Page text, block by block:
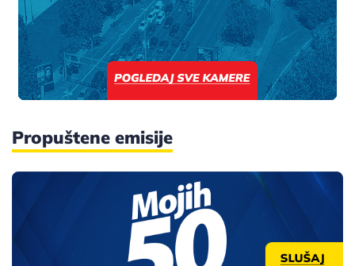
Propuštene emisije